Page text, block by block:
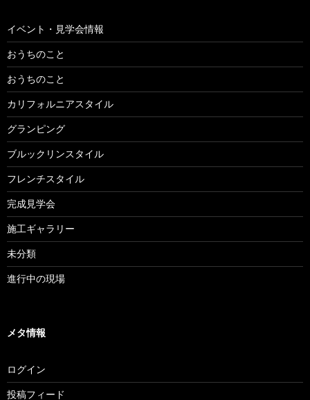
イベント・見学会情報
おうちのこと
おうちのこと
カリフォルニアスタイル
グランピング
ブルックリンスタイル
フレンチスタイル
完成見学会
施工ギャラリー
未分類
進行中の現場
メタ情報
ログイン
投稿フィード